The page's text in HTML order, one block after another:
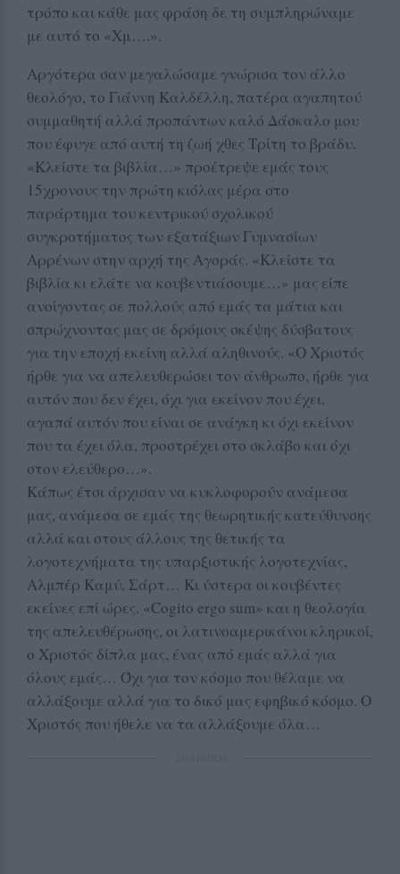
τρόπο και κάθε μας φράση δε τη συμπληρώναμε
με αυτό το «Χμ….».
Αργότερα σαν μεγαλώσαμε γνώρισα τον άλλο
θεολόγο, το Γιάννη Καλδέλλη, πατέρα αγαπητού
συμμαθητή αλλά προπάντων καλό Δάσκαλο μου
που έφυγε από αυτή τη ζωή χθες Τρίτη το βράδυ.
«Κλείστε τα βιβλία…» προέτρεψε εμάς τους
15χρονους την πρώτη κιόλας μέρα στο
παράρτημα του κεντρικού σχολικού
συγκροτήματος των εξατάξιων Γυμνασίων
Αρρένων στην αρχή της Αγοράς. «Κλείστε τα
βιβλία κι ελάτε να κουβεντιάσουμε…» μας είπε
ανοίγοντας σε πολλούς από εμάς τα μάτια και
σπρώχνοντας μας σε δρόμους σκέψης δύσβατους
για την εποχή εκείνη αλλά αληθινούς. «Ο Χριστός
ήρθε για να απελευθερώσει τον άνθρωπο, ήρθε για
αυτόν που δεν έχει, όχι για εκείνον που έχει,
αγαπά αυτόν που είναι σε ανάγκη κι όχι εκείνον
που τα έχει όλα, προστρέχει στο σκλάβο και όχι
στον ελεύθερο…».
Κάπως έτσι άρχισαν να κυκλοφορούν ανάμεσα
μας, ανάμεσα σε εμάς της θεωρητικής κατεύθυνσης
αλλά και στους άλλους της θετικής τα
λογοτεχνήματα της υπαρξιστικής λογοτεχνίας,
Αλμπέρ Καμύ, Σάρτ… Κι ύστερα οι κουβέντες
εκείνες επί ώρες. «Cogito ergo sum» και η θεολογία
της απελευθέρωσης, οι λατινοαμερικάνοι κληρικοί,
ο Χριστός δίπλα μας, ένας από εμάς αλλά για
όλους εμάς… Όχι για τον κόσμο που θέλαμε να
αλλάξουμε αλλά για το δικό μας εφηβικό κόσμο. Ο
Χριστός που ήθελε να τα αλλάξουμε όλα…